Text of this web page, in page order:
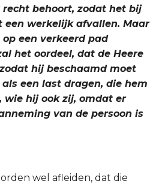
behoort, zodat het bij
een werkelijk afvallen. Maar
een verkeerd pad
het oordeel, dat de Heere
hij beschaamd moet
als een last dragen, die hem
wie hij ook zij, omdat er
van de persoon is
wel afleiden, dat die